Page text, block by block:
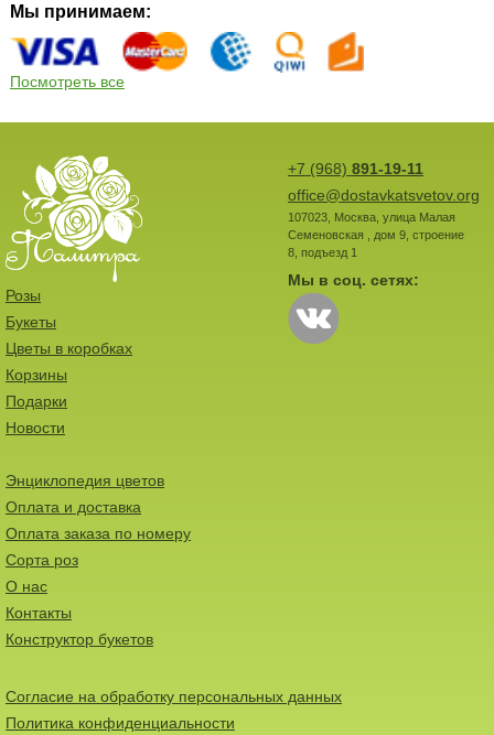
Мы принимаем:
Посмотреть все
+7 (968) 891-19-11
office@dostavkatsvetov.org
107023, Москва, улица Малая
Семеновская , дом 9, строение
8, подъезд 1
Мы в соц. сетях:
Розы
Букеты
Цветы в коробках
Корзины
Подарки
Новости
Энциклопедия цветов
Оплата и доставка
Оплата заказа по номеру
Сорта роз
О нас
Контакты
Конструктор букетов
Согласие на обработку персональных данных
Политика конфиденциальности